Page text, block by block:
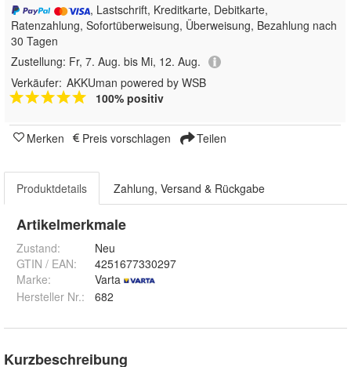
, Lastschrift, Kreditkarte, Debitkarte,
Ratenzahlung, Sofortüberweisung, Überweisung, Bezahlung nach
30 Tagen
Zustellung: Fr, 7. Aug. bis Mi, 12. Aug.
Verkäufer: AKKUman powered by WSB
100% positiv
Merken Preis vorschlagen Teilen
Produktdetails Zahlung, Versand & Rückgabe
Artikelmerkmale
Zustand:
Neu
GTIN / EAN:
4251677330297
Marke:
Varta
Hersteller Nr.:
682
Kurzbeschreibung